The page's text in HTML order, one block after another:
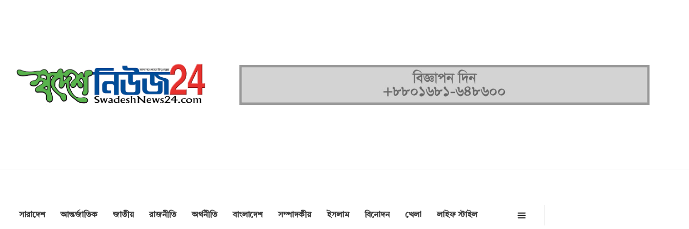
সারাদেশ আন্তর্জাতিক জাতীয় রাজনীতি অর্থনীতি বাংলাদেশ সম্পাদকীয় ইসলাম বিনোদন খেলা লাইফ স্টাইল
সকল ক্যাটাগরি